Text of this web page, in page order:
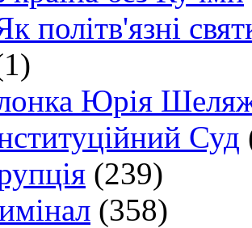
політв'язні
Юрія
Суд
(239)
(358)